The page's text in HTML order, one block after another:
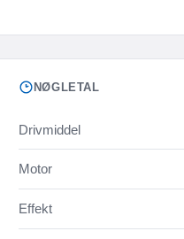
NØGLETAL
Drivmiddel
Motor
Effekt